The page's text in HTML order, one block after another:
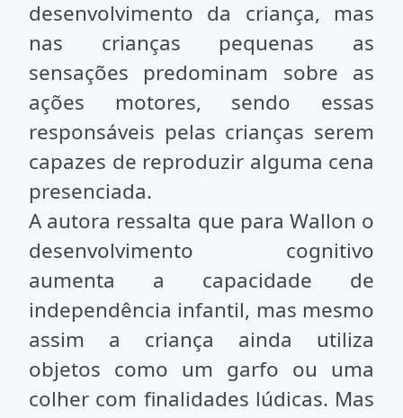
desenvolvimento da criança, mas
nas crianças pequenas as
sensações predominam sobre as
ações motores, sendo essas
responsáveis pelas crianças serem
capazes de reproduzir alguma cena
presenciada.
A autora ressalta que para Wallon o
desenvolvimento cognitivo
aumenta a capacidade de
independência infantil, mas mesmo
assim a criança ainda utiliza
objetos como um garfo ou uma
colher com finalidades lúdicas. Mas